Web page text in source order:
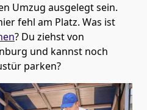
Umzug ausgelegt sein.
fehl am Platz. Was ist
? Du ziehst von
und kannst noch
parken?